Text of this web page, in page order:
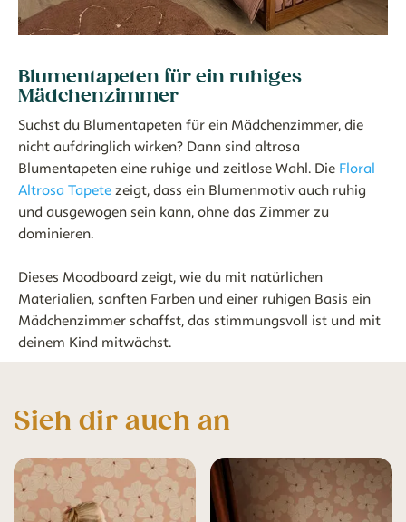
Blumentapeten für ein ruhiges
Mädchenzimmer
Suchst du Blumentapeten für ein Mädchenzimmer, die
nicht aufdringlich wirken? Dann sind altrosa
Blumentapeten eine ruhige und zeitlose Wahl. Die Floral
Altrosa Tapete zeigt, dass ein Blumenmotiv auch ruhig
und ausgewogen sein kann, ohne das Zimmer zu
dominieren.
Dieses Moodboard zeigt, wie du mit natürlichen
Materialien, sanften Farben und einer ruhigen Basis ein
Mädchenzimmer schaffst, das stimmungsvoll ist und mit
deinem Kind mitwächst.
Sieh dir auch an